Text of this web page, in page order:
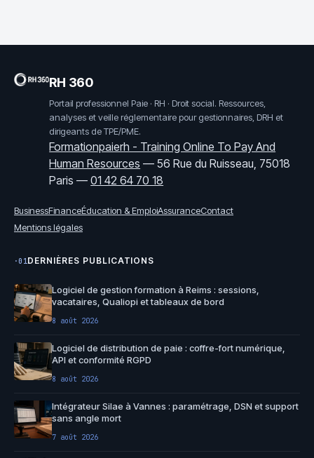
RH 360
Portail professionnel Paie · RH · Droit social. Ressources,
analyses et veille réglementaire pour gestionnaires, DRH et
dirigeants de TPE/PME.
Formationpaierh - Training Online To Pay And
Human Resources —56 Rue du Ruisseau, 75018
Paris —01 42 64 70 18
BusinessFinanceÉducation & EmploiAssuranceContact
Mentions légales
·01DERNIÈRES PUBLICATIONS
Logiciel de gestion formation à Reims : sessions,
vacataires, Qualiopi et tableaux de bord
8 août 2026
Logiciel de distribution de paie : coffre-fort numérique,
API et conformité RGPD
8 août 2026
Intégrateur Silae à Vannes : paramétrage, DSN et support
sans angle mort
7 août 2026